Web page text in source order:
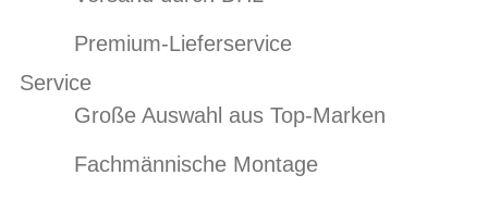
Premium-Lieferservice
Service
Große Auswahl aus Top-Marken
Fachmännische Montage